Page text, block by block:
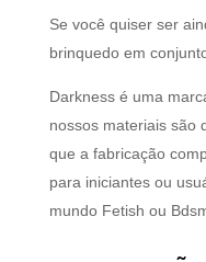
Se você quiser ser
brinquedo em
Darkness é uma
nossos materiais são
que a fabricação
para iniciantes ou
mundo Fetish ou